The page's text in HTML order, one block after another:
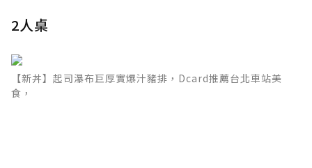
2人桌
【新丼】起司瀑布巨厚實爆汁豬排，Dcard推薦台北車站美
食，